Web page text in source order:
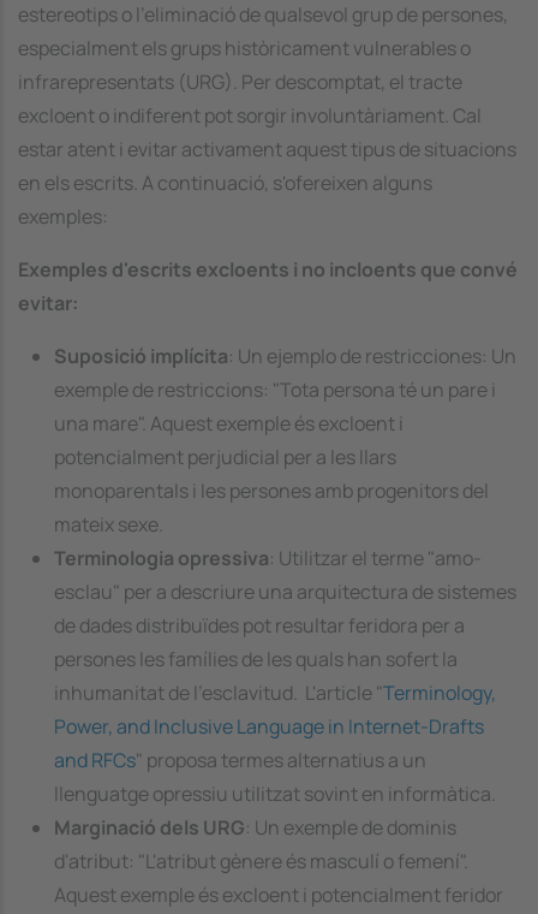
estereotips o l'eliminació de qualsevol grup de persones,
especialment els grups històricament vulnerables o
infrarepresentats (URG). Per descomptat, el tracte
excloent o indiferent pot sorgir involuntàriament. Cal
estar atent i evitar activament aquest tipus de situacions
en els escrits. A continuació, s'ofereixen alguns
exemples:
Exemples d'escrits excloents i no incloents que convé
evitar:
Suposició implícita: Un ejemplo de restricciones: Un
exemple de restriccions: "Tota persona té un pare i
una mare". Aquest exemple és excloent i
potencialment perjudicial per a les llars
monoparentals i les persones amb progenitors del
mateix sexe.
Terminologia opressiva: Utilitzar el terme "amo-
esclau" per a descriure una arquitectura de sistemes
de dades distribuïdes pot resultar feridora per a
persones les famílies de les quals han sofert la
inhumanitat de l'esclavitud. L'article "Terminology,
Power, and Inclusive Language in Internet-Drafts
and RFCs" proposa termes alternatius a un
llenguatge opressiu utilitzat sovint en informàtica.
Marginació dels URG: Un exemple de dominis
d'atribut: "L'atribut gènere és masculí o femení".
Aquest exemple és excloent i potencialment feridor